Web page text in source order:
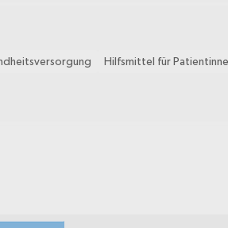
Hilfsmittel für